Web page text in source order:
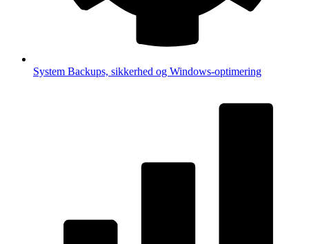
System Backups, sikkerhed og Windows-optimering